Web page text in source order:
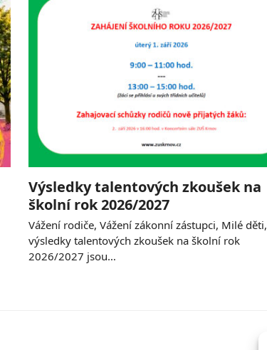
Výsledky talentových zkoušek na
školní rok 2026/2027
Vážení rodiče, Vážení zákonní zástupci, Milé děti,
výsledky talentových zkoušek na školní rok
2026/2027 jsou…